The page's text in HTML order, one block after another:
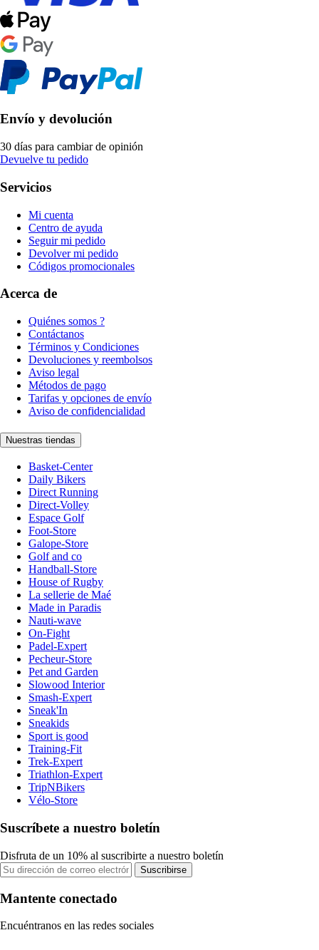
Envío y devolución
30 días para cambiar de opinión
Devuelve tu pedido
Servicios
Mi cuenta
Centro de ayuda
Seguir mi pedido
Devolver mi pedido
Códigos promocionales
Acerca de
Quiénes somos ?
Contáctanos
Términos y Condiciones
Devoluciones y reembolsos
Aviso legal
Métodos de pago
Tarifas y opciones de envío
Aviso de confidencialidad
Nuestras tiendas
Basket-Center
Daily Bikers
Direct Running
Direct-Volley
Espace Golf
Foot-Store
Galope-Store
Golf and co
Handball-Store
House of Rugby
La sellerie de Maé
Made in Paradis
Nauti-wave
On-Fight
Padel-Expert
Pecheur-Store
Pet and Garden
Slowood Interior
Smash-Expert
Sneak'In
Sneakids
Sport is good
Training-Fit
Trek-Expert
Triathlon-Expert
TripNBikers
Vélo-Store
Suscríbete a nuestro boletín
Disfruta de un 10% al suscribirte a nuestro boletín
Suscribirse
Mantente conectado
Encuéntranos en las redes sociales